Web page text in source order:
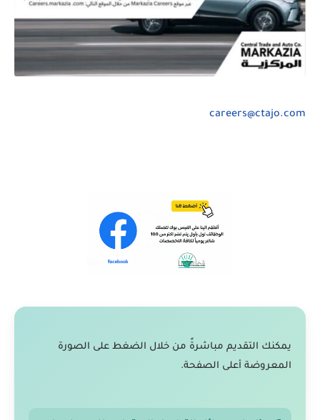
careers@ctajo.com
يمكنك التقديم مباشرةً من خلال الضغط على الصورة
المعروضة أعلى الصفحة.